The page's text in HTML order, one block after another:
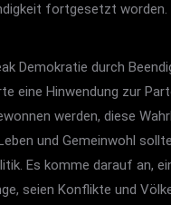
fortgesetzt worden.
Demokratie durch
eine Hinwendung zur
werden, diese
und Gemeinwohl
Es komme darauf an,
seien Konflikte und